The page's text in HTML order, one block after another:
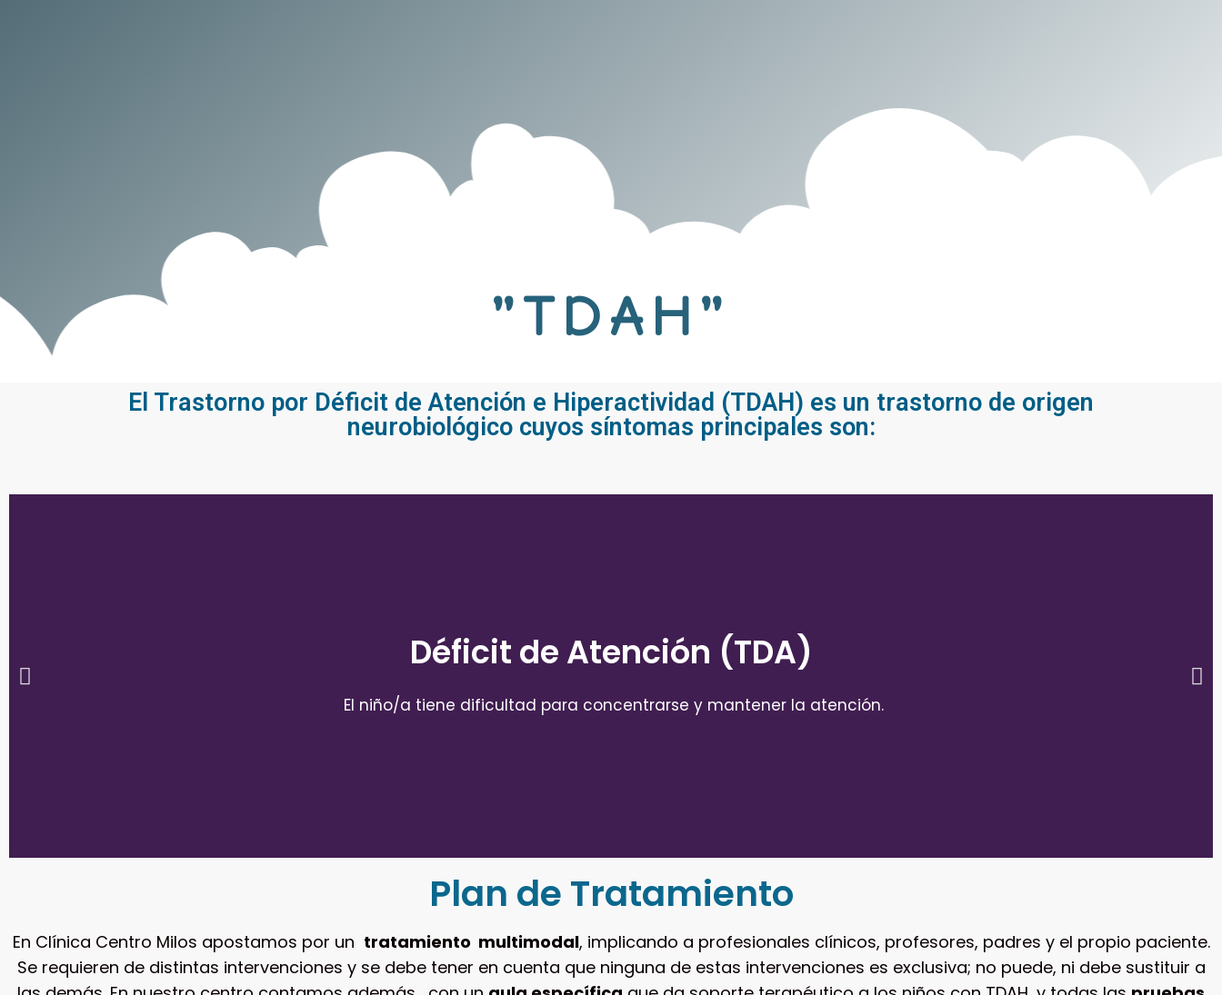
"TDAH"
El Trastorno por Déficit de Atención e Hiperactividad (TDAH) es un trastorno de origen
neurobiológico cuyos síntomas principales son:
Déficit de Atención (TDA)
El niño/a tiene dificultad para concentrarse y mantener la atención.
Plan de Tratamiento
En Clínica Centro Milos apostamos por un tratamiento multimodal, implicando a profesionales clínicos, profesores, padres y el propio paciente.
Se requieren de distintas intervenciones y se debe tener en cuenta que ninguna de estas intervenciones es exclusiva; no puede, ni debe sustituir a